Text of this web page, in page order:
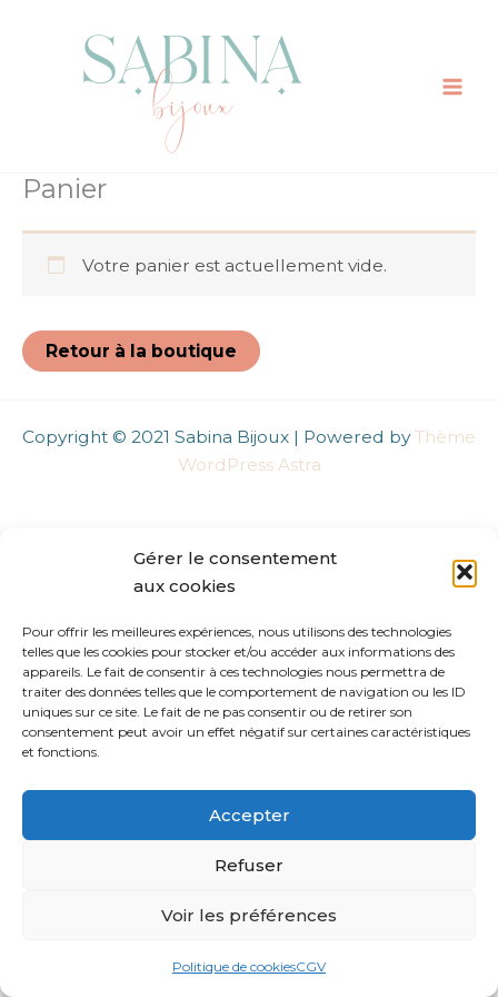
Gérer le consentement
aux cookies
Pour offrir les meilleures expériences, nous utilisons des technologies
telles que les cookies pour stocker et/ou accéder aux informations des
appareils. Le fait de consentir à ces technologies nous permettra de
traiter des données telles que le comportement de navigation ou les ID
uniques sur ce site. Le fait de ne pas consentir ou de retirer son
consentement peut avoir un effet négatif sur certaines caractéristiques
et fonctions.
Accepter
Refuser
Voir les préférences
Politique de cookiesCGV
Panier
Votre panier est actuellement vide.
Retour à la boutique
Copyright © 2021 Sabina Bijoux | Powered byThème
WordPress Astra